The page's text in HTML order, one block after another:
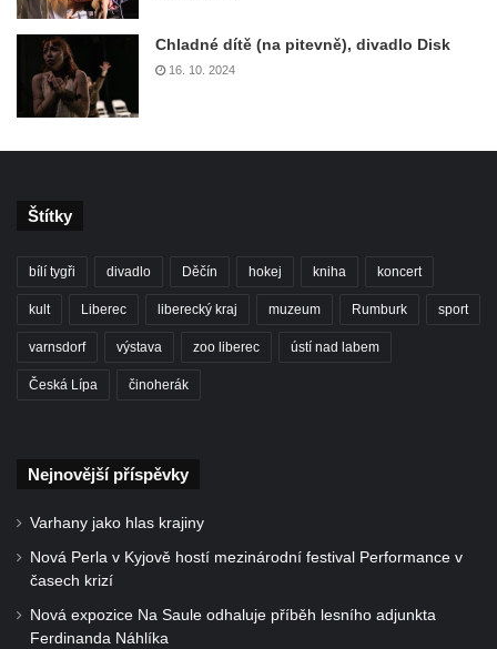
Chladné dítě (na pitevně), divadlo Disk
16. 10. 2024
Štítky
bílí tygři divadlo Děčín hokej kniha koncert
kult Liberec liberecký kraj muzeum Rumburk sport
varnsdorf výstava zoo liberec ústí nad labem
Česká Lípa činoherák
Nejnovější příspěvky
Varhany jako hlas krajiny
Nová Perla v Kyjově hostí mezinárodní festival Performance v
časech krizí
Nová expozice Na Saule odhaluje příběh lesního adjunkta
Ferdinanda Náhlíka